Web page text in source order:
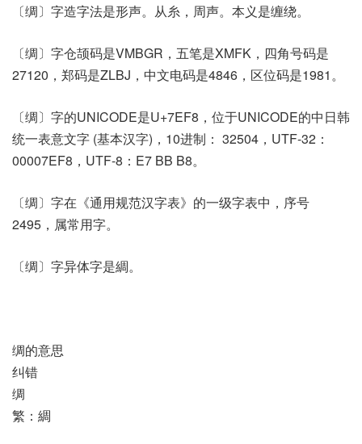
〔绸〕字造字法是形声。从糸，周声。本义是缠绕。
〔绸〕字仓颉码是VMBGR，五笔是XMFK，四角号码是
27120，郑码是ZLBJ，中文电码是4846，区位码是1981。
〔绸〕字的UNICODE是U+7EF8，位于UNICODE的中日韩
统一表意文字 (基本汉字)，10进制： 32504，UTF-32：
00007EF8，UTF-8：E7 BB B8。
〔绸〕字在《通用规范汉字表》的一级字表中，序号
2495，属常用字。
〔绸〕字异体字是綢。
绸的意思
纠错
绸
繁：綢